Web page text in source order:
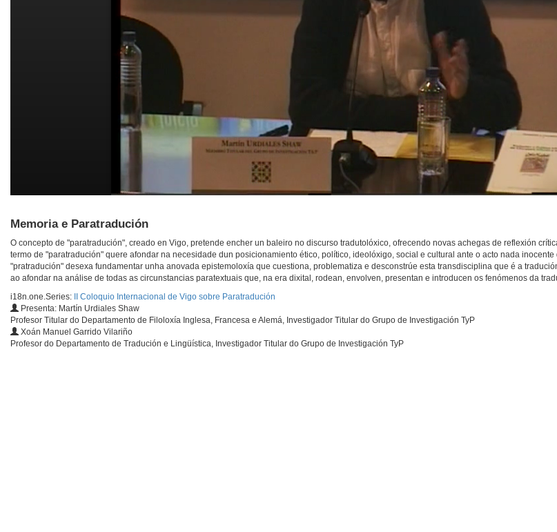
Memoria e Paratradución
O concepto de "paratradución", creado en Vigo, pretende encher un baleiro no discurso tradutolóxico, ofrecendo novas achegas de reflexión
termo de "paratradución" quere afondar na necesidade dun posicionamiento ético, político, ideolóxigo, social e cultural ante o acto nada inocente
"pratradución" desexa fundamentar unha anovada epistemoloxía que cuestiona, problematiza e desconstrúe esta transdisciplina que é a
ao afondar na análise de todas as circunstancias paratextuais que, na era dixital, rodean, envolven, presentan e introducen os fenómenos da
i18n.one.Series:
II Coloquio Internacional de Vigo sobre Paratradución
Presenta: Martín Urdiales Shaw
Profesor Titular do Departamento de Filoloxía Inglesa, Francesa e Alemá, Investigador Titular do Grupo de Investigación TyP
Xoán Manuel Garrido Vilariño
Profesor do Departamento de Tradución e Lingüística, Investigador Titular do Grupo de Investigación TyP